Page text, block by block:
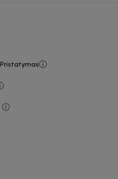
Pristatymas